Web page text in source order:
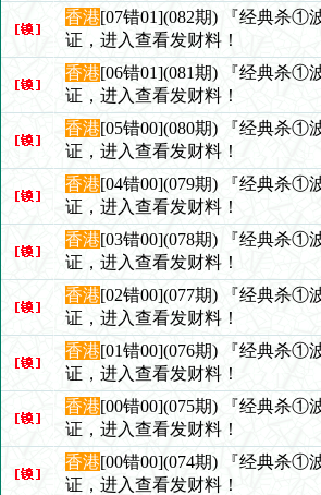
香港[07错01](082期) 『经典杀①
证，进入查看发财料！
香港[06错01](081期) 『经典杀①
证，进入查看发财料！
香港[05错00](080期) 『经典杀①
证，进入查看发财料！
香港[04错00](079期) 『经典杀①
证，进入查看发财料！
香港[03错00](078期) 『经典杀①
证，进入查看发财料！
香港[02错00](077期) 『经典杀①
证，进入查看发财料！
香港[01错00](076期) 『经典杀①
证，进入查看发财料！
香港[00错00](075期) 『经典杀①
证，进入查看发财料！
香港[00错00](074期) 『经典杀①
证，进入查看发财料！